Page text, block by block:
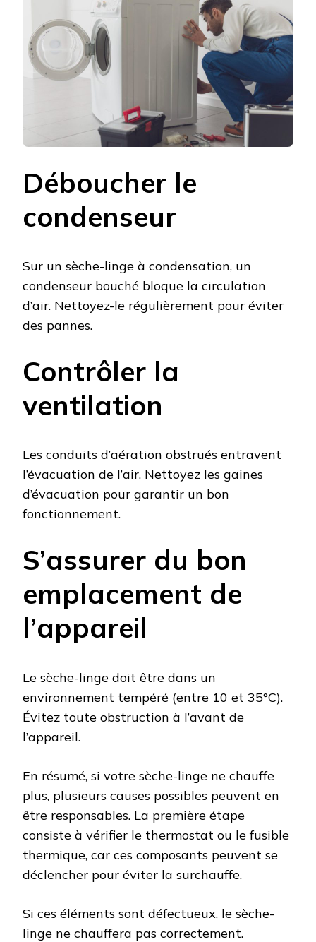
Déboucher le
condenseur
Sur un sèche-linge à condensation, un
condenseur bouché bloque la circulation
d’air. Nettoyez-le régulièrement pour éviter
des pannes.
Contrôler la
ventilation
Les conduits d’aération obstrués entravent
l’évacuation de l’air. Nettoyez les gaines
d’évacuation pour garantir un bon
fonctionnement.
S’assurer du bon
emplacement de
l’appareil
Le sèche-linge doit être dans un
environnement tempéré (entre 10 et 35°C).
Évitez toute obstruction à l’avant de
l’appareil.
En résumé, si votre sèche-linge ne chauffe
plus, plusieurs causes possibles peuvent en
être responsables. La première étape
consiste à vérifier le thermostat ou le fusible
thermique, car ces composants peuvent se
déclencher pour éviter la surchauffe.
Si ces éléments sont défectueux, le sèche-
linge ne chauffera pas correctement.